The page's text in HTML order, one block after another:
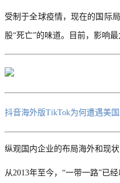
受制于全球疫情，现在的国际
股“死亡”的味道。目前，影响
抖音海外版TikTok为何遭遇美
纵观国内企业的布局海外和现
从2013年至今，“一带一路”已